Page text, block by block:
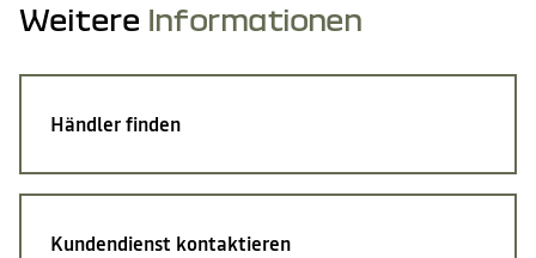
Weitere Informationen
Händler finden
Kundendienst kontaktieren